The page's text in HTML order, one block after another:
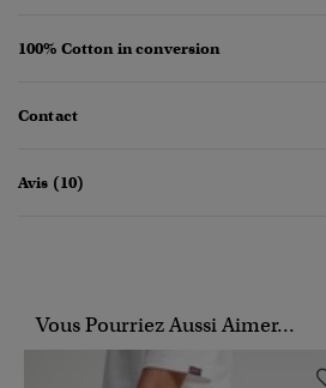
100% Cotton in conversion
Contact
Avis (10)
Vous Pourriez Aussi Aimer...